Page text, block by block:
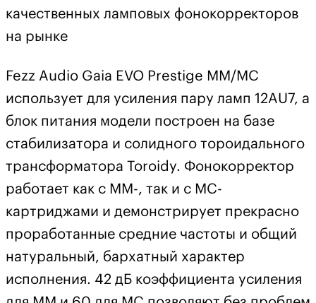
качественных ламповых фонокорректоров
на рынке
Fezz Audio Gaia EVO Prestige MM/MC
использует для усиления пару ламп 12AU7, а
блок питания модели построен на базе
стабилизатора и солидного тороидального
трансформатора Toroidy. Фонокорректор
работает как с ММ-, так и с МС-
картриджами и демонстрирует прекрасно
проработанные средние частоты и общий
натуральный, бархатный характер
исполнения. 42 дБ коэффициента усиления